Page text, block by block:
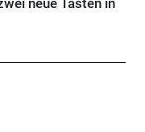
neue Tasten in